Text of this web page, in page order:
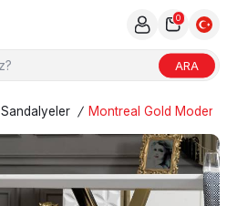
ARA
0
Sandalyeler / Montreal Gold Modern